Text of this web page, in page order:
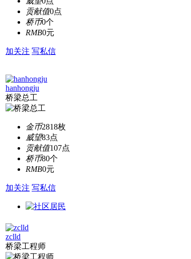
贡献值0点
桥币0个
RMB0元
加关注 写私信
hanhongju
桥梁总工
金币2818枚
威望83点
贡献值107点
桥币80个
RMB0元
加关注 写私信
zclld
桥梁工程师